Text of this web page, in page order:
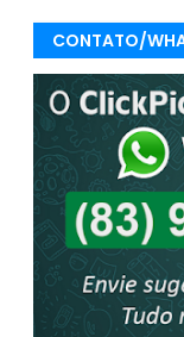
CONTATO/